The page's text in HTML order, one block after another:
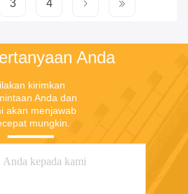
3 4
Anda
kirimkan
Anda dan
akan menjawab
mungkin.